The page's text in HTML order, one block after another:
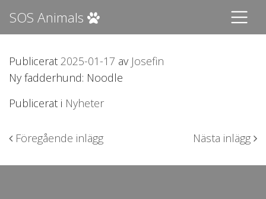
SOS Animals
Publicerat 2025-01-17 av Josefin
Ny fadderhund: Noodle
Publicerat i Nyheter
Inläggsnavigering
Föregående inlägg Nästa inlägg